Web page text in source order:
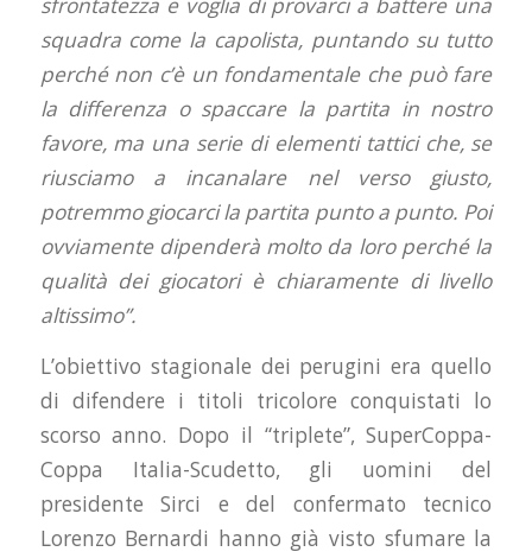
squadra come la capolista, puntando su tutto
perché non c’è un fondamentale che può fare
la differenza o spaccare la partita in nostro
favore, ma una serie di elementi tattici che, se
riusciamo a incanalare nel verso giusto,
potremmo giocarci la partita punto a punto. Poi
ovviamente dipenderà molto da loro perché la
qualità dei giocatori è chiaramente di livello
altissimo”.
L’obiettivo stagionale dei perugini era quello
di difendere i titoli tricolore conquistati lo
scorso anno. Dopo il “triplete”, SuperCoppa-
Coppa Italia-Scudetto, gli uomini del
presidente Sirci e del confermato tecnico
Lorenzo Bernardi hanno già visto sfumare la